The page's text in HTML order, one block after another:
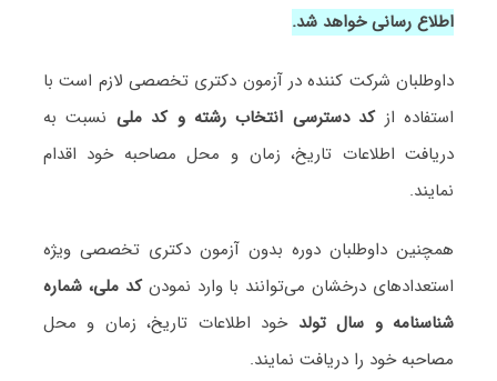
اطلاع رسانی خواهد شد.
داوطلبان شرکت کننده در آزمون دکتری تخصصی لازم است با
استفاده ازکد دسترسی انتخاب رشته و کد ملی نسبت به
دریافت اطلاعات تاریخ، زمان و محل مصاحبه خود اقدام
نمایند.
همچنین داوطلبان دوره بدون آزمون دکتری تخصصی ویژه
استعدادهای درخشان می‌توانند با وارد نمودن کد ملی، شماره
شناسنامه و سال تولد خود اطلاعات تاریخ، زمان و محل
مصاحبه خود را دریافت نمایند.